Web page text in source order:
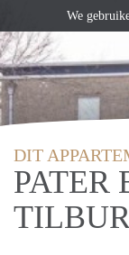
DIT
PATER
We